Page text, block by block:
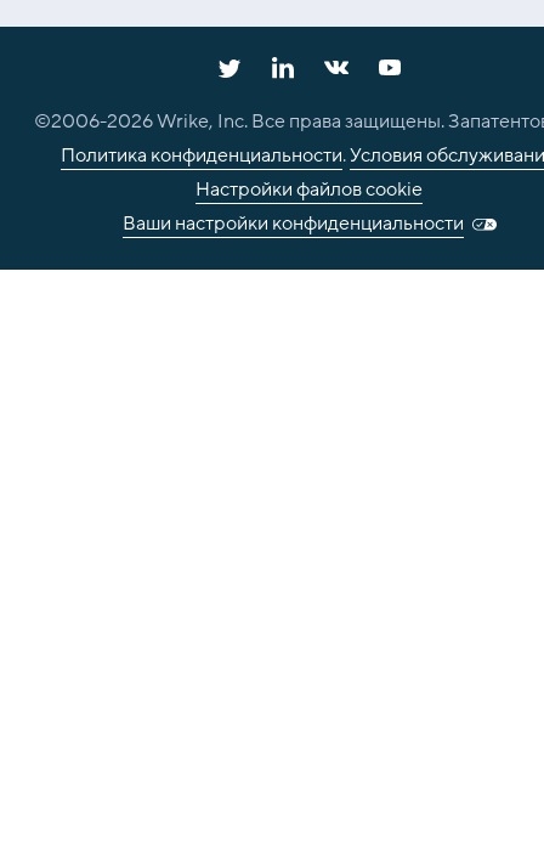
©2006-2026Wrike, Inc. Все права защищены.
Политика конфиденциальности.Условия
Настройки файлов cookie
Ваши настройки конфиденциальности